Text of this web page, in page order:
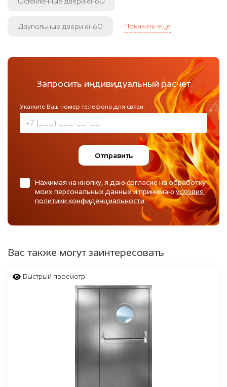
Двупольные двери ei-60 Показать еще
Запросить индивидуальный расчет
Укажите Ваш номер телефона для связи:
Отправить
Нажимая на кнопку, я даю согласие на обработку
моих персональных данных и принимаюусловия
политики конфиденциальности.
Вас также могут заинтересовать
Быстрый просмотр